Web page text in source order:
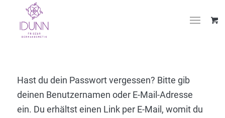
Hast du dein Passwort vergessen? Bitte gib
deinen Benutzernamen oder E-Mail-Adresse
ein. Du erhältst einen Link per E-Mail, womit du